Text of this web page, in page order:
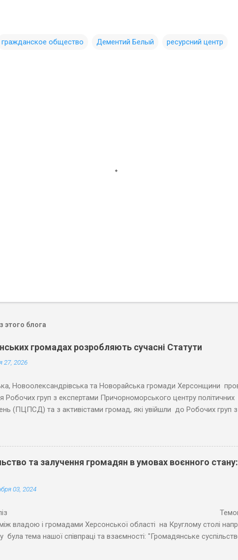
гражданское общество Дементий Белый ресурсний центр
этого блога
громадах розробляють сучасні Статути
27, 2026
Новоолександрівська та Новорайська громади Херсонщини
Робочих груп з експертами Причорноморського центру політичних
(ПЦПСД) та з активістами громад, які увійшли до Робочих груп з
громадам Херсонської області в розробці статутів»
напрацьовані тексти першої половини змістовної частини
обраних громад разом з представниками місцевого
розділи Статутів, а саме: 1) Участь жителів у вирішенні питань
викликали різні форми громадської участі у вирішенні місцевих
та залучення громадян в умовах воєнного
03, 2024
реліз Темою
владою і громадами Херсонської області на Круглому столі
була тема нашої співпраці та взаємності: "Громадянське